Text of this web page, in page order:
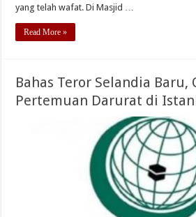
yang telah wafat. Di Masjid …
Read More »
Bahas Teror Selandia Baru,
Pertemuan Darurat di